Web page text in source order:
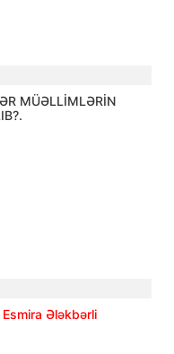
MÜƏLLİMLƏRİN
Esmira Ələkbərli